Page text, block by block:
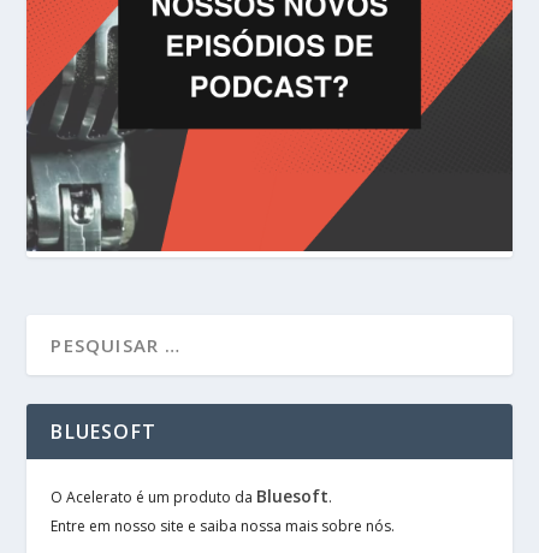
BLUESOFT
O Acelerato é um produto da Bluesoft.
Entre em nosso site e saiba nossa mais sobre nós.